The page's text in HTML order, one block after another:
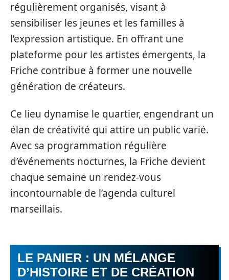
régulièrement organisés, visant à
sensibiliser les jeunes et les familles à
l’expression artistique. En offrant une
plateforme pour les artistes émergents, la
Friche contribue à former une nouvelle
génération de créateurs.
Ce lieu dynamise le quartier, engendrant un
élan de créativité qui attire un public varié.
Avec sa programmation régulière
d’événements nocturnes, la Friche devient
chaque semaine un rendez-vous
incontournable de l’agenda culturel
marseillais.
LE PANIER : UN MÉLANGE
D’HISTOIRE ET DE CRÉATION